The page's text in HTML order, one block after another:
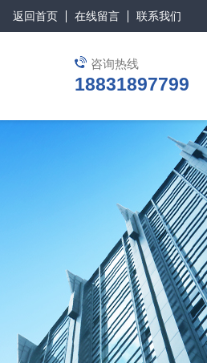
返回首页 在线留言 联系我们
咨询热线
18831897799